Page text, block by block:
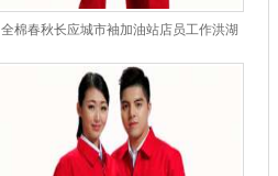
全棉春秋长应城市袖加油站店员工作洪湖